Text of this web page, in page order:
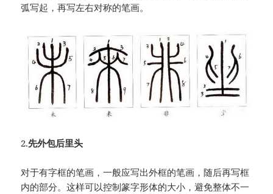
弧写起，再写左右对称的笔画。
2.先外包后里头
对于有字框的笔画，一般应写出外框的笔画，随后再写框
内的部分。这样可以控制篆字形体的大小，避免整体不一